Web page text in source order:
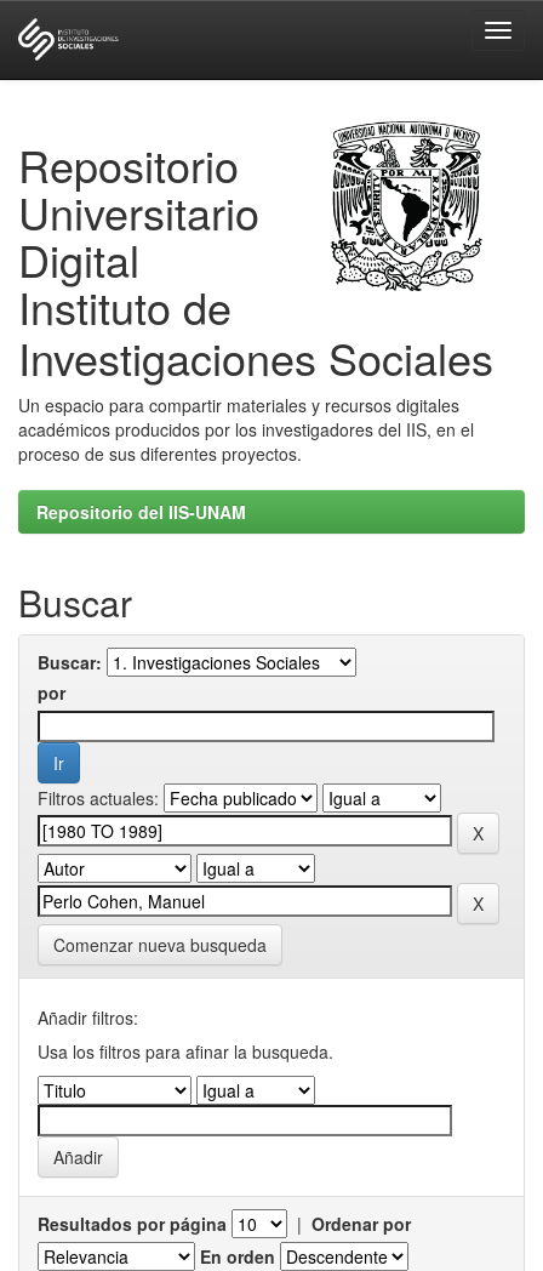
Repositorio
Universitario
Digital
Instituto de
Investigaciones Sociales
Un espacio para compartir materiales y recursos digitales
académicos producidos por los investigadores del IIS, en el
proceso de sus diferentes proyectos.
Repositorio del IIS-UNAM
Buscar
Buscar:
por
Filtros actuales:
Comenzar nueva busqueda
Añadir filtros:
Usa los filtros para afinar la busqueda.
Resultados por página | Ordenar por
En orden